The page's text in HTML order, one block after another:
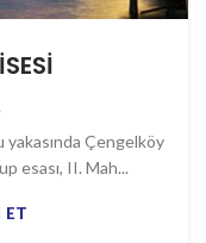
yakasında Çengelköy
esası, II. Mah...
ET